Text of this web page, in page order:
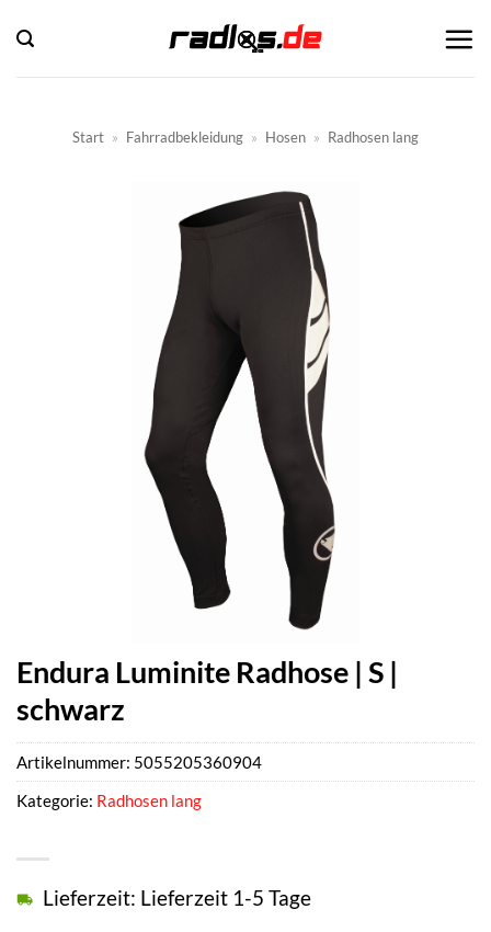
Inhalt
springen
Start » Fahrradbekleidung » Hosen » Radhosen lang
Endura Luminite Radhose | S |
schwarz
Lieferzeit: Lieferzeit 1-5 Tage
Artikelnummer: 5055205360904
Kategorie: Radhosen lang